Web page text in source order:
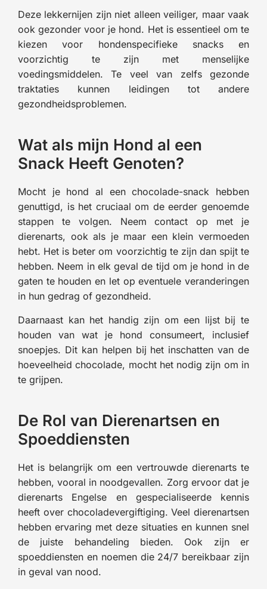
Deze lekkernijen zijn niet alleen veiliger, maar vaak
ook gezonder voor je hond. Het is essentieel om te
kiezen voor hondenspecifieke snacks en
voorzichtig te zijn met menselijke
voedingsmiddelen. Te veel van zelfs gezonde
traktaties kunnen leidingen tot andere
gezondheidsproblemen.
Wat als mijn Hond al een
Snack Heeft Genoten?
Mocht je hond al een chocolade-snack hebben
genuttigd, is het cruciaal om de eerder genoemde
stappen te volgen. Neem contact op met je
dierenarts, ook als je maar een klein vermoeden
hebt. Het is beter om voorzichtig te zijn dan spijt te
hebben. Neem in elk geval de tijd om je hond in de
gaten te houden en let op eventuele veranderingen
in hun gedrag of gezondheid.
Daarnaast kan het handig zijn om een lijst bij te
houden van wat je hond consumeert, inclusief
snoepjes. Dit kan helpen bij het inschatten van de
hoeveelheid chocolade, mocht het nodig zijn om in
te grijpen.
De Rol van Dierenartsen en
Spoeddiensten
Het is belangrijk om een vertrouwde dierenarts te
hebben, vooral in noodgevallen. Zorg ervoor dat je
dierenarts Engelse en gespecialiseerde kennis
heeft over chocoladevergiftiging. Veel dierenartsen
hebben ervaring met deze situaties en kunnen snel
de juiste behandeling bieden. Ook zijn er
spoeddiensten en noemen die 24/7 bereikbaar zijn
in geval van nood.